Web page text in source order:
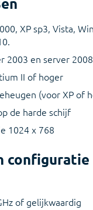
XP sp3, Vista,
2003 en server 2008
II of hoger
(voor XP of
de harde schijf
1024 x 768
configuratie
of gelijkwaardig